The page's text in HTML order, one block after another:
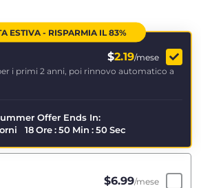
ESTIVA - RISPARMIA IL 83%
$2.19/mese
i primi 2 anni, poi rinnovo automatico a
Offer Ends In:
18 Ore : 50 Min : 50 Sec
$6.99/mese